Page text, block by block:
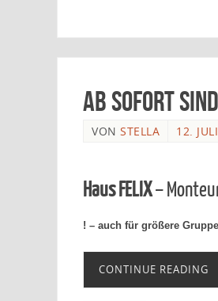
Ab sofort
VON STELLA 12.
Haus FELIX–
! – auch für größere
CONTINUE READING